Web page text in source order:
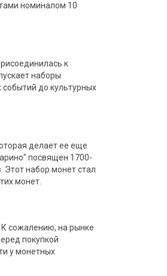
номиналом 10
к
наборы
до культурных
делает ее еще
посвящен 1700-
набор монет стал
монет.
сожалению, на рынке
покупкой
у монетных